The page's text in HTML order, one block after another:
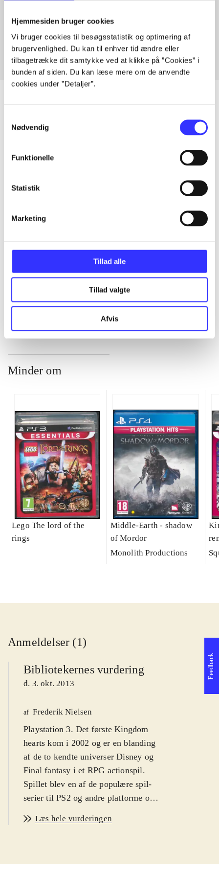
Hjemmesiden bruger cookies
Vi bruger cookies til besøgsstatistik og optimering af
brugervenlighed. Du kan til enhver tid ændre eller
tilbagetrække dit samtykke ved at klikke på ”Cookies” i
bunden af siden. Du kan læse mere om de anvendte
cookies under ”Detaljer”.
Nødvendig
Funktionelle
Statistik
Marketing
Tillad alle
Tillad valgte
Afvis
Artikler med samme emner
Artikler
Minder om
Lego The lord of the
rings
Middle-Earth - shadow
of Mordor
Monolith Productions
Anmeldelser (1)
Bibliotekernes vurdering
d. 3. okt. 2013
af Frederik Nielsen
Playstation 3. Det første Kingdom
hearts kom i 2002 og er en blanding
af de to kendte universer Disney og
Final fantasy i et RPG actionspil.
Spillet blev en af de populære spil-
serier til PS2 og andre platforme og i
syv spil og det er oplagt, at de første
en PEGI: 12 og ikoner for vold.
Læs hele vurderingen
Feedback